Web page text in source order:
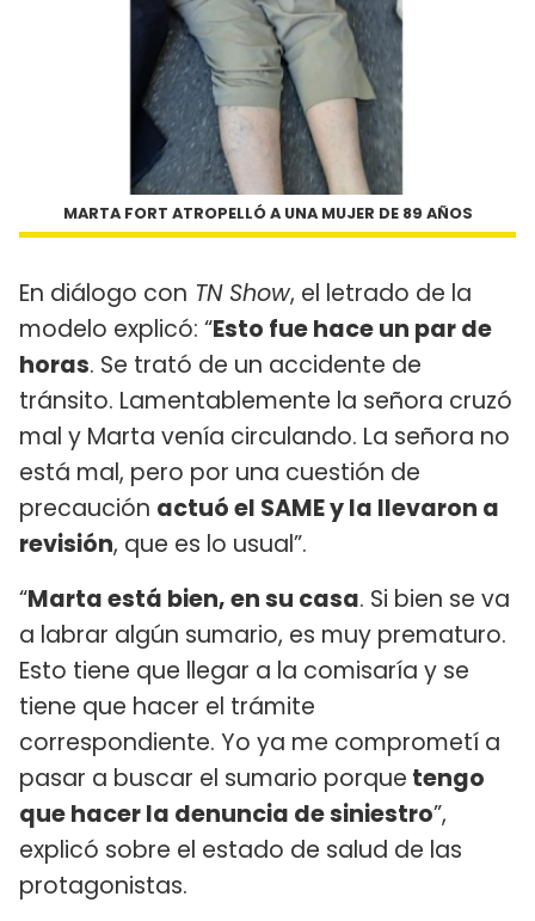
MARTA FORT ATROPELLÓ A UNA MUJER DE 89 AÑOS
En diálogo con TN Show, el letrado de la
modelo explicó: “Esto fue hace un par de
horas. Se trató de un accidente de
tránsito. Lamentablemente la señora cruzó
mal y Marta venía circulando. La señora no
está mal, pero por una cuestión de
precaución actuó el SAME y la llevaron a
revisión, que es lo usual”.
“Marta está bien, en su casa. Si bien se va
a labrar algún sumario, es muy prematuro.
Esto tiene que llegar a la comisaría y se
tiene que hacer el trámite
correspondiente. Yo ya me comprometí a
pasar a buscar el sumario porque tengo
que hacer la denuncia de siniestro”,
explicó sobre el estado de salud de las
protagonistas.